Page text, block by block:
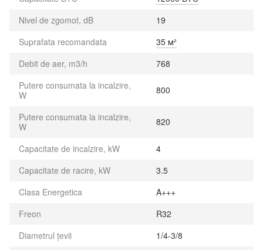
Nivel de zgomot, dB
19
Suprafata recomandata
35 м²
Debit de aer, m3/h
768
Putere consumata la incalzire,
W
800
Putere consumata la incalzire,
W
820
Capacitate de incalzire, kW
4
Capacitate de racire, kW
3.5
Clasa Energetica
A+++
Freon
R32
Diametrul țevii
1/4-3/8